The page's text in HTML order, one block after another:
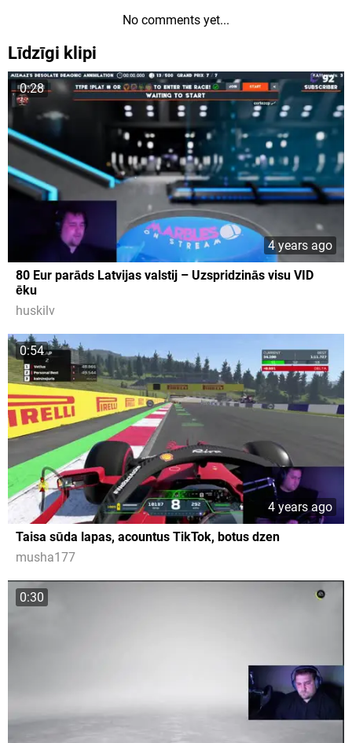
No comments yet...
Līdzīgi klipi
0:28
4 years ago
80 Eur parāds Latvijas valstij – Uzspridzinās visu VID
ēku
huskilv
0:54
4 years ago
Taisa sūda lapas, acountus TikTok, botus dzen
musha177
0:30